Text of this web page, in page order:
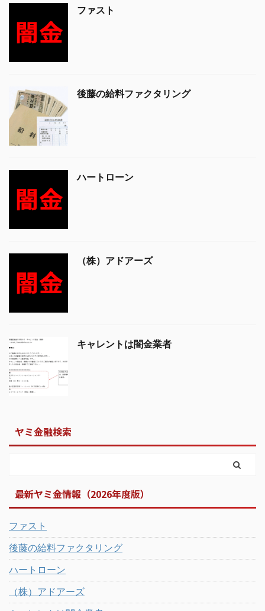
ファスト
後藤の給料ファクタリング
ハートローン
（株）アドアーズ
キャレントは闇金業者
ヤミ金融検索
最新ヤミ金情報（2026年度版）
ファスト
後藤の給料ファクタリング
ハートローン
（株）アドアーズ